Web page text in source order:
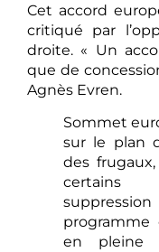
Cet accord
critiqué par
droite. « Un
que de
Agnès Evren.
Sommet
sur le plan
des
certains
programme
en pleine